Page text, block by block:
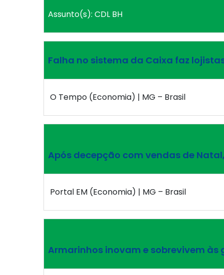
Assunto(s): CDL BH
Falha no sistema da Caixa faz
O Tempo (Economia) | MG – Brasil
Após decepção com vendas de
Portal EM (Economia) | MG – Brasil
Armarinhos inovam e sobrevivem